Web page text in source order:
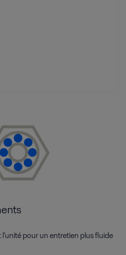
pour un entretien plus fluide